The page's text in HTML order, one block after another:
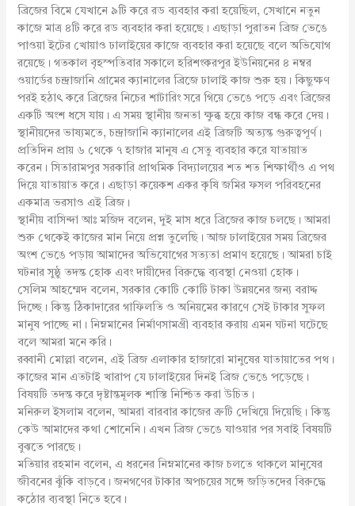
ব্রিজের বিমে যেখানে ৯টি করে রড ব্যবহার করা হয়েছিল, সেখানে নতুন
কাজে মাত্র ৪টি করে রড ব্যবহার করা হয়েছে। এছাড়া পুরাতন ব্রিজ ভেঙে
পাওয়া ইটের খোয়াও ঢালাইয়ের কাজে ব্যবহার করা হয়েছে বলে অভিযোগ
রয়েছে। গতকাল বৃহস্পতিবার সকালে হরিশংকরপুর ইউনিয়নের ৪ নম্বর
ওয়ার্ডের চন্দ্রাজানি গ্রামের ক্যানালের ব্রিজে ঢালাই কাজ শুরু হয়। কিছুক্ষণ
পরই হঠাৎ করে ব্রিজের নিচের শাটারিং সরে গিয়ে ভেঙে পড়ে এবং ব্রিজের
একটি অংশ ধসে যায়। এ সময় স্থানীয় জনতা ক্ষুব্ধ হয়ে কাজ বন্ধ করে দেয়।
স্থানীয়দের ভাষ্যমতে, চন্দ্রাজানি ক্যানালের এই ব্রিজটি অত্যন্ত গুরুত্বপূর্ণ।
প্রতিদিন প্রায় ৬ থেকে ৭ হাজার মানুষ এ সেতু ব্যবহার করে যাতায়াত
করেন। সিতারামপুর সরকারি প্রাথমিক বিদ্যালয়ের শত শত শিক্ষার্থীও এ পথ
দিয়ে যাতায়াত করে। এছাড়া কয়েকশ একর কৃষি জমির ফসল পরিবহনের
একমাত্র ভরসাও এই ব্রিজ।
স্থানীয় বাসিন্দা আঃ মজিদ বলেন, দুই মাস ধরে ব্রিজের কাজ চলছে। আমরা
শুরু থেকেই কাজের মান নিয়ে প্রশ্ন তুলেছি। আজ ঢালাইয়ের সময় ব্রিজের
অংশ ভেঙে পড়ায় আমাদের অভিযোগের সত্যতা প্রমাণ হয়েছে। আমরা চাই
ঘটনার সুষ্ঠু তদন্ত হোক এবং দায়ীদের বিরুদ্ধে ব্যবস্থা নেওয়া হোক।
সেলিম আহম্মেদ বলেন, সরকার কোটি কোটি টাকা উন্নয়নের জন্য বরাদ্দ
দিচ্ছে। কিন্তু ঠিকাদারের গাফিলতি ও অনিয়মের কারণে সেই টাকার সুফল
মানুষ পাচ্ছে না। নিম্নমানের নির্মাণসামগ্রী ব্যবহার করায় এমন ঘটনা ঘটেছে
বলে আমরা মনে করি।
রব্বানী মোল্লা বলেন, এই ব্রিজ এলাকার হাজারো মানুষের যাতায়াতের পথ।
কাজের মান এতটাই খারাপ যে ঢালাইয়ের দিনই ব্রিজ ভেঙে পড়েছে।
বিষয়টি তদন্ত করে দৃষ্টান্তমূলক শাস্তি নিশ্চিত করা উচিত।
মনিরুল ইসলাম বলেন, আমরা বারবার কাজের ত্রুটি দেখিয়ে দিয়েছি। কিন্তু
কেউ আমাদের কথা শোনেনি। এখন ব্রিজ ভেঙে যাওয়ার পর সবাই বিষয়টি
বুঝতে পারছে।
মতিয়ার রহমান বলেন, এ ধরনের নিম্নমানের কাজ চলতে থাকলে মানুষের
জীবনের ঝুঁকি বাড়বে। জনগণের টাকার অপচয়ের সঙ্গে জড়িতদের বিরুদ্ধে
কঠোর ব্যবস্থা নিতে হবে।